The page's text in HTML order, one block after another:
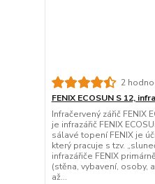
2
FENIX ECOSUN S 12,
Infračervený zářič FENIX
je infrazářič FENIX
sálavé topení FENIX je
který pracuje s tzv.
infrazářiče FENIX
(stěna, vybavení, osoby,
až...